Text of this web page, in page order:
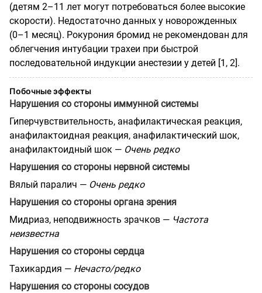
(детям 2–11 лет могут потребоваться более высокие
скорости). Недостаточно данных у новорожденных
(0–1 месяц). Рокурония бромид не рекомендован для
облегчения интубации трахеи при быстрой
последовательной индукции анестезии у детей [1, 2].
Побочные эффекты
Нарушения со стороны иммунной системы
Гиперчувствительность, анафилактическая реакция,
анафилактоидная реакция, анафилактический шок,
анафилактоидный шок — Очень редко
Нарушения со стороны нервной системы
Вялый паралич — Очень редко
Нарушения со стороны органа зрения
Мидриаз, неподвижность зрачков — Частота
неизвестна
Нарушения со стороны сердца
Тахикардия — Нечасто/редко
Нарушения со стороны сосудов